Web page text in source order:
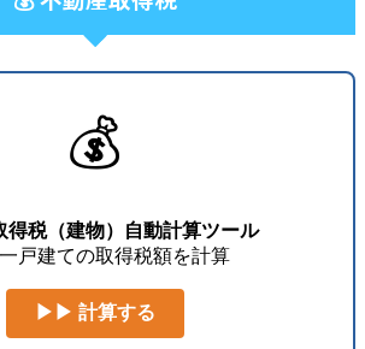
💰
得税（建物）自動計算ツール
戸建ての取得税額を計算
▶▶ 計算する